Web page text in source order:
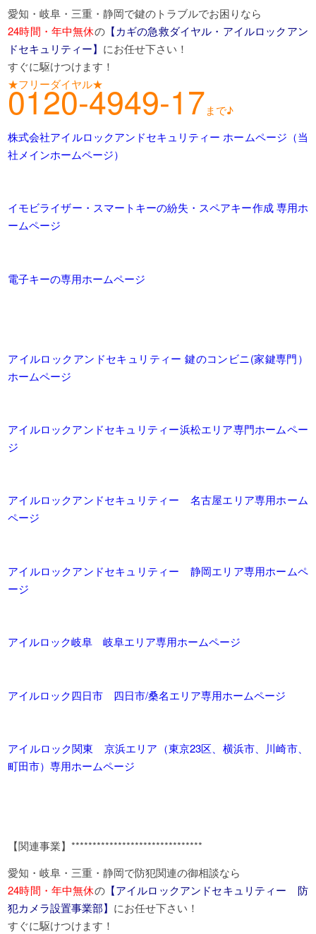
愛知・岐阜・三重・静岡で鍵のトラブルでお困りなら
24時間・年中無休の【カギの急救ダイヤル・アイルロックアン
ドセキュリティー】 にお任せ下さい！
すぐに駆けつけます！
★フリーダイヤル★
0120-4949-17まで♪
株式会社アイルロックアンドセキュリティー ホームページ（当
社メインホームページ）
イモビライザー・スマートキーの紛失・スペアキー作成 専用ホ
ームページ
電子キーの専用ホームページ
アイルロックアンドセキュリティー 鍵のコンビニ(家鍵専門）
ホームページ
アイルロックアンドセキュリティー浜松エリア専門ホームペー
ジ
アイルロックアンドセキュリティー 名古屋エリア専用ホーム
ページ
アイルロックアンドセキュリティー 静岡エリア専用ホームペ
ージ
アイルロック岐阜 岐阜エリア専用ホームページ
アイルロック四日市 四日市/桑名エリア専用ホームページ
アイルロック関東 京浜エリア（東京23区、横浜市、川崎市、
町田市）専用ホームページ
【関連事業】*******************************
愛知・岐阜・三重・静岡で防犯関連の御相談なら
24時間・年中無休の【アイルロックアンドセキュリティー 防
犯カメラ設置事業部】 にお任せ下さい！
すぐに駆けつけます！